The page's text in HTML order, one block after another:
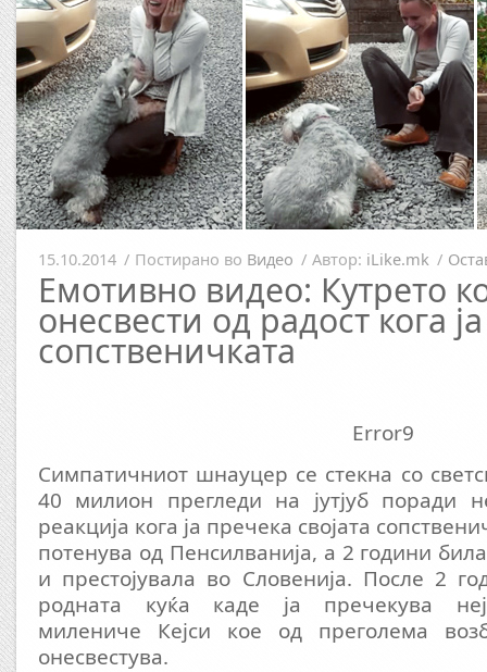
15.10.2014 / Постирано во Видео / Автор: iLike.mk /
Емотивно видео: Кутрето
онесвести од радост кога
сопственичката
Error9
Симпатичниот шнауцер се стекна со
40 милион прегледи на јутјуб поради
реакција кога ја пречека својата
потенува од Пенсилванија, а 2 години
и престојувала во Словенија. После 2
родната куќа каде ја пречекува
милениче Кејси кое од преголема
онесвестува.